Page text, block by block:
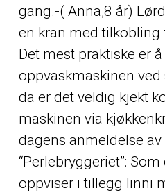
gang.-( Anna,8 år)
en kran med tilkobling
Det mest praktiske er å
oppvaskmaskinen ved
da er det veldig kjekt
maskinen via
dagens anmeldelse
“Perlebryggeriet”:
oppviser i tillegg linni